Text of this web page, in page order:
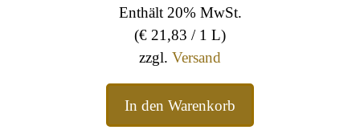
Enthält 20% MwSt.
(€21,83 / 1 L)
zzgl. Versand
In den Warenkorb